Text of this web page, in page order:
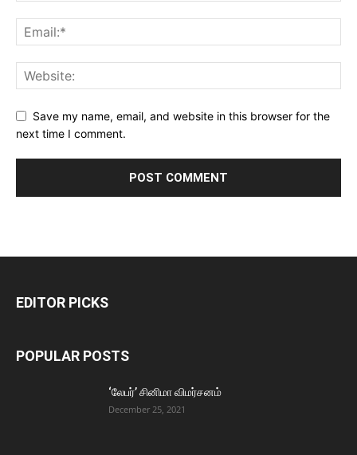
Save my name, email, and website in this browser for the
next time I comment.
EDITOR PICKS
POPULAR POSTS
‘லேபர்’ சினிமா விமர்சனம்
December 25, 2021